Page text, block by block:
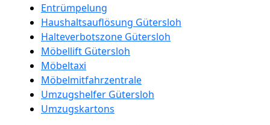
Entrümpelung
Haushaltsauflösung Gütersloh
Halteverbotszone Gütersloh
Möbellift Gütersloh
Möbeltaxi
Möbelmitfahrzentrale
Umzugshelfer Gütersloh
Umzugskartons